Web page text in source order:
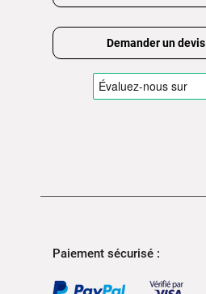
Demander un devis
Paiement sécurisé :